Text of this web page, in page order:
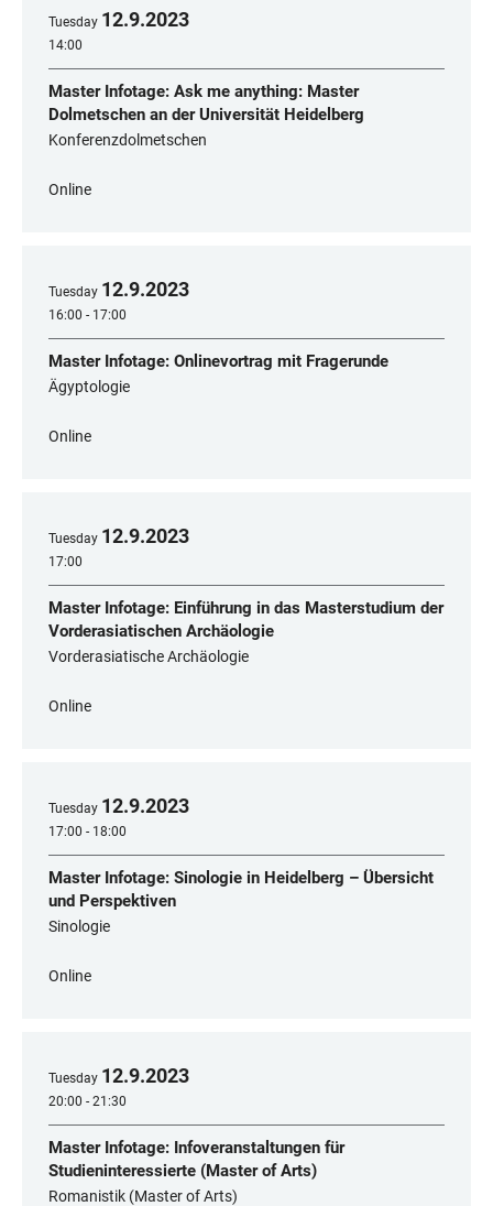
Tuesday 12.9.2023
14:00
Master Infotage: Ask me anything: Master
Dolmetschen an der Universität Heidelberg
Konferenzdolmetschen
Online
Tuesday 12.9.2023
16:00 - 17:00
Master Infotage: Onlinevortrag mit Fragerunde
Ägyptologie
Online
Tuesday 12.9.2023
17:00
Master Infotage: Einführung in das Masterstudium der
Vorderasiatischen Archäologie
Vorderasiatische Archäologie
Online
Tuesday 12.9.2023
17:00 - 18:00
Master Infotage: Sinologie in Heidelberg – Übersicht
und Perspektiven
Sinologie
Online
Tuesday 12.9.2023
20:00 - 21:30
Master Infotage: Infoveranstaltungen für
Studieninteressierte (Master of Arts)
Romanistik (Master of Arts)